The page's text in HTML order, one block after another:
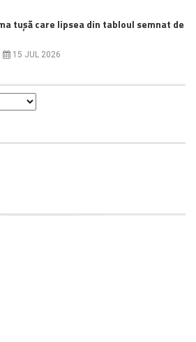
tușă care lipsea din tabloul semnat de
15 JUL 2026